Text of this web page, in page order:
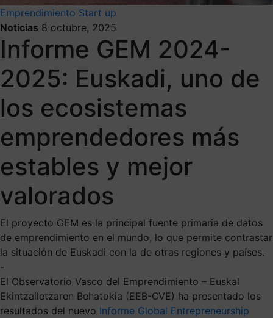
Emprendimiento Start up
Noticias 8 octubre, 2025
Informe GEM 2024-
2025: Euskadi, uno de
los ecosistemas
emprendedores más
estables y mejor
valorados
El proyecto GEM es la principal fuente primaria de datos
de emprendimiento en el mundo, lo que permite contrastar
la situación de Euskadi con la de otras regiones y países.
-
El Observatorio Vasco del Emprendimiento – Euskal
Ekintzailetzaren Behatokia (EEB-OVE) ha presentado los
resultados del nuevo Informe Global Entrepreneurship